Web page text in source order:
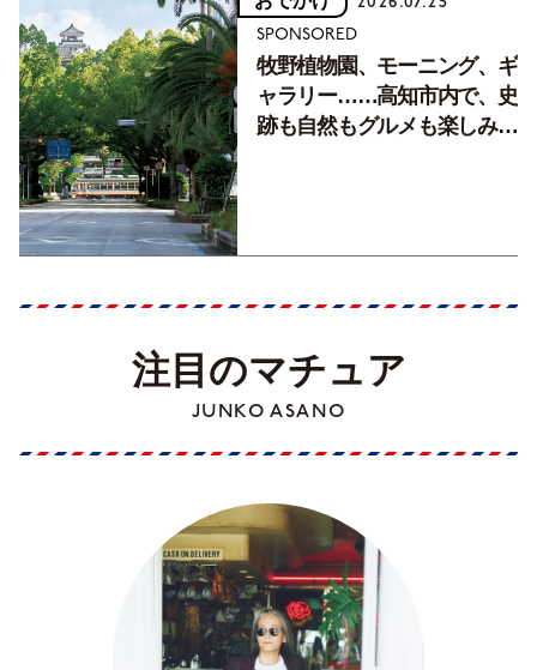
SPONSORED
牧野植物園、モーニング、ギ
ャラリー……高知市内で、史
跡も自然もグルメも楽しみ尽
注目のマチュア
JUNKO ASANO